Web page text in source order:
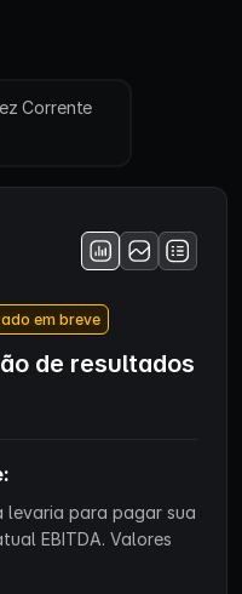
Corrente
em breve
de resultados
levaria para pagar sua
EBITDA. Valores